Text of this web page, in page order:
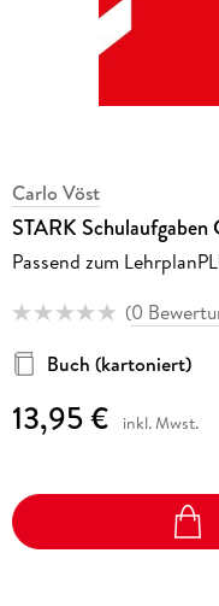
Carlo Vöst
STARK
Passend zum
(0
Buch (kartoniert)
13,95 € inkl. Mwst.